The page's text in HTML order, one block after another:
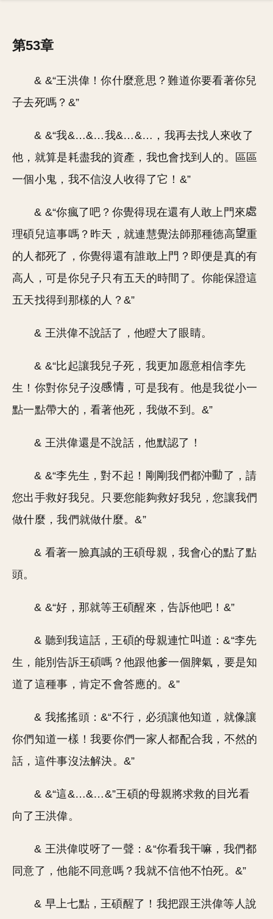
第53章
& &“王洪偉！你什麼意思？難道你要看著你兒
子去死嗎？&”
& &“我&…&…我&…&…，我再去找人來收了
他，就算是耗盡我的資產，我也會找到人的。區區
一個小鬼，我不信沒人收得了它！&”
& &“你瘋了吧？你覺得現在還有人敢上門來
理碩兒這事嗎？昨天，就連慧覺法師那種德高
重
的人都死了，你覺得還有誰敢上門？即便是真的有
高人，可是你兒子只有五天的時間了。你能保證這
五天找得到那樣的人？&”
& 王洪偉不說話了，他瞪大了眼睛。
& &“比起讓我兒子死，我更加愿意相信李先
生！你對你兒子沒
，可是我有。他是我從小一
點一點帶大的，看著他死，我做不到。&”
& 王洪偉還是不說話，他默認了！
& &“李先生，對不起！剛剛我們都沖
了，請
您出手救好我兒。只要您能夠救好我兒，您讓我們
做什麼，我們就做什麼。&”
& 看著一臉真誠的王碩母親，我會心的點了點
頭。
& &“好，那就等王碩醒來，告訴他吧！&”
& 聽到我這話，王碩的母親連忙
道：&“李先
生，能別告訴王碩嗎？他跟他爹一個脾氣，要是知
道了這種事，肯定不會答應的。&”
& 我搖搖頭：&“不行，必須讓他知道，就像讓
你們知道一樣！我要你們一家人都配合我，不然的
話，這件事沒法解決。&”
& &“這&…&…&”王碩的母親將求救的目
看
向了王洪偉。
& 王洪偉哎呀了一聲：&“你看我干嘛，我們都
同意了，他能不同意嗎？我就不信他不怕死。&”
& 早上七點，王碩醒了！我把跟王洪偉等人說